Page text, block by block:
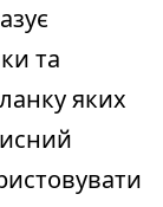
та
яких